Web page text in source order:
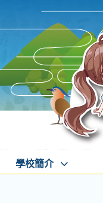
學校簡介